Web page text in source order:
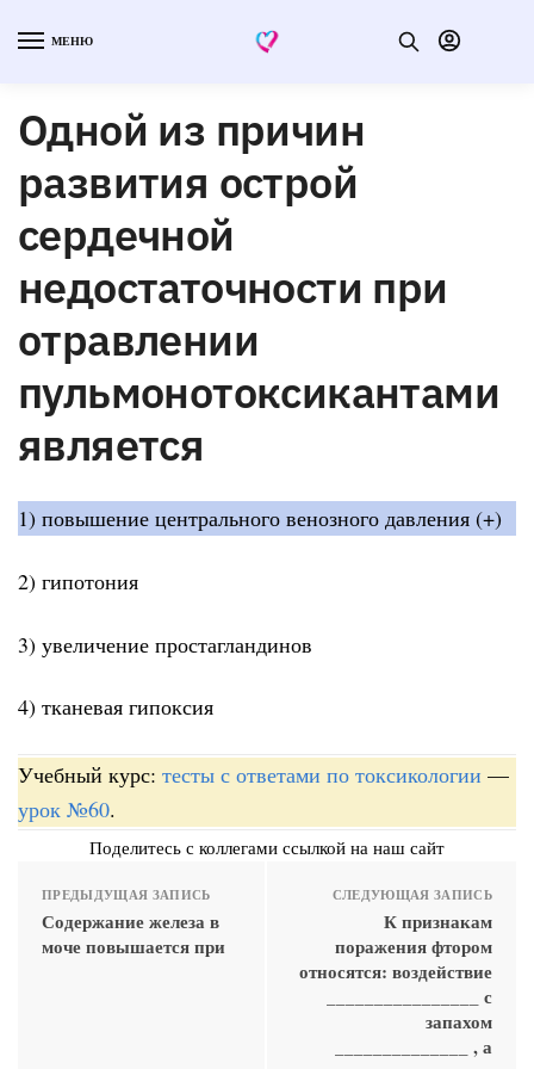
МЕНЮ
Одной из причин
развития острой
сердечной
недостаточности при
отравлении
пульмонотоксикантами
является
1) повышение центрального венозного давления (+)
2) гипотония
3) увеличение простагландинов
4) тканевая гипоксия
Учебный курс: тесты с ответами по токсикологии —
урок №60.
Поделитесь с коллегами ссылкой на наш сайт
ПРЕДЫДУЩАЯ ЗАПИСЬ
Содержание железа в
моче повышается при
СЛЕДУЮЩАЯ ЗАПИСЬ
К признакам
поражения фтором
относятся: воздействие
________________ с
запахом
______________ , а